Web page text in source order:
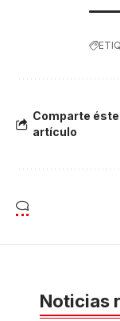
Comparte éste
artículo
Noticias